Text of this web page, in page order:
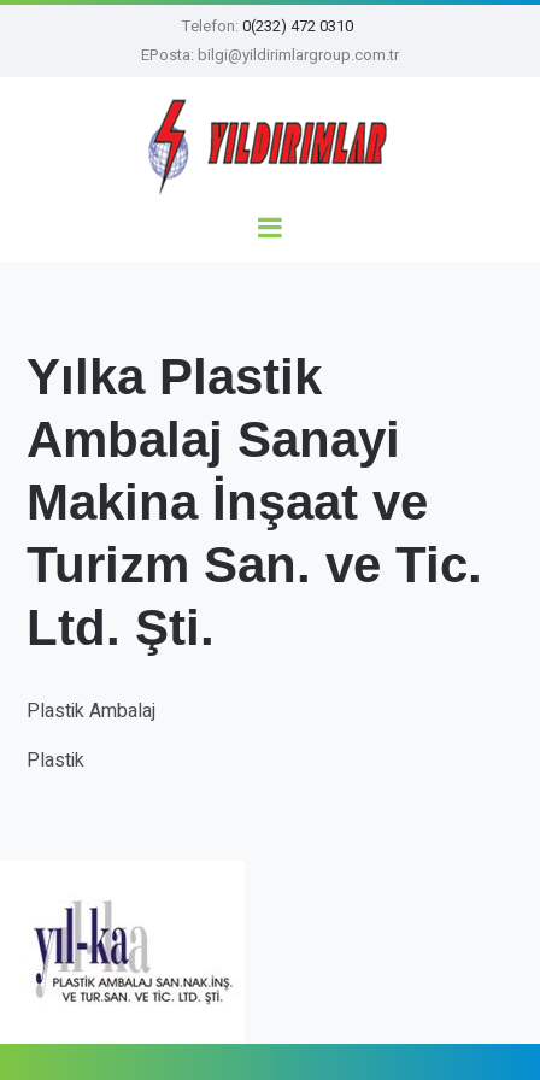
Telefon: 0(232) 472 0310
EPosta: bilgi@yildirimlargroup.com.tr
Yılka Plastik
Ambalaj Sanayi
Makina İnşaat ve
Turizm San. ve Tic.
Ltd. Şti.
Plastik Ambalaj
Plastik